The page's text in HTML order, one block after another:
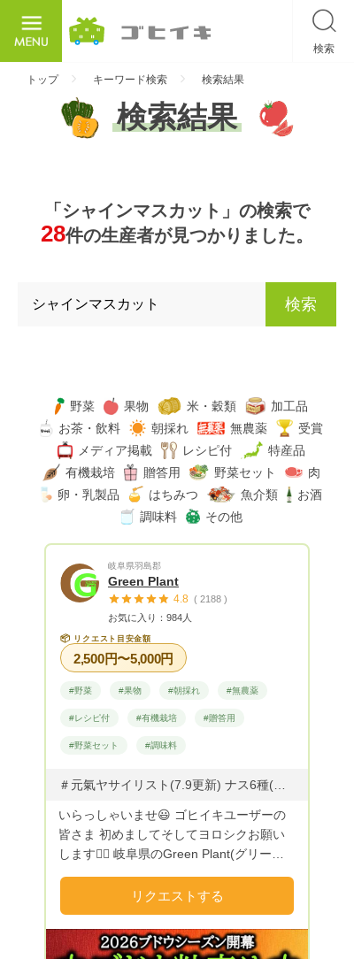
検索
トップ キーワード検索 検索結果
検索結果
「シャインマスカット」の検索で
28件の生産者が見つかりました。
検索
野菜 果物 米・穀類
加工品
お茶・飲料
朝採れ 無農薬
受賞
メディア掲載
レシピ付
特産品
有機栽培
贈答用 野菜セット
肉
卵・乳製品
はちみつ 魚介類
お酒
調味料
その他
岐阜県羽島郡
Green Plant
4.8 ( 2188 )
お気に入り：984人
📦 リクエスト目安金額
2,500円〜5,000円
#野菜 #果物 #朝採れ #無農薬
#レシピ付 #有機栽培 #贈答用
#野菜セット #調味料
いらっしゃいませ😃 ゴヒイキユーザーの
皆さま 初めましてそしてヨロシクお願い
します🙇‍♂️ 岐阜県のGreen Plant(グリーン
Green Plantのヤサイたちは、種から有機
肥料だけでじっくり・やさしく育てていま
すので、 味が濃く美味しいと、多くユー
ザーさまからお墨付きを頂いております‼️
リクエストする